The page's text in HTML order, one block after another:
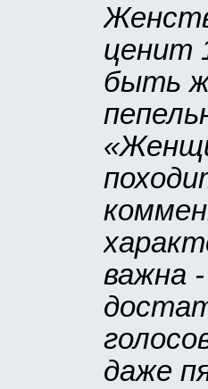
ценит
быть
важна
даже